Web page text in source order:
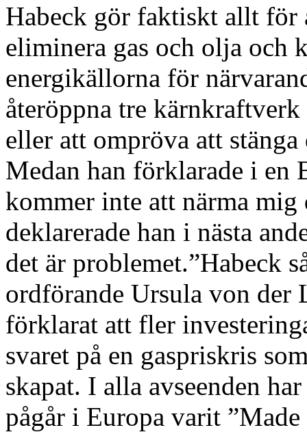
Habeck gör faktiskt allt för
eliminera gas och olja och
energikällorna för
återöppna tre kärnkraftverk
eller att ompröva att stänga
Medan han förklarade i en
kommer inte att närma
deklarerade han i nästa
det är problemet.”Habeck
ordförande Ursula von der
förklarat att fler
svaret på en gaspriskris
skapat. I alla avseenden
pågår i Europa varit